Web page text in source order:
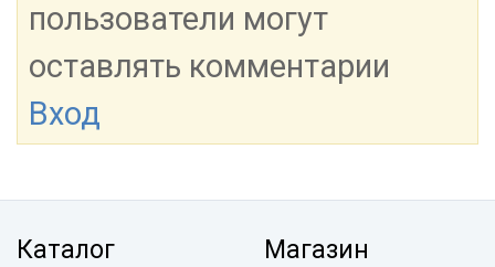
пользователи могут
оставлять комментарии
Вход
Каталог Магазин